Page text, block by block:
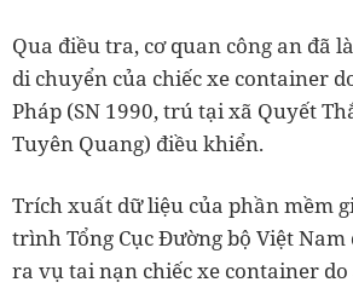
Qua điều tra, cơ quan công an đã
di chuyển của chiếc xe container
Pháp (SN 1990, trú tại xã Quyết
Tuyên Quang) điều khiển.
Trích xuất dữ liệu của phần mềm
trình Tổng Cục Đường bộ Việt Nam
ra vụ tai nạn chiếc xe container